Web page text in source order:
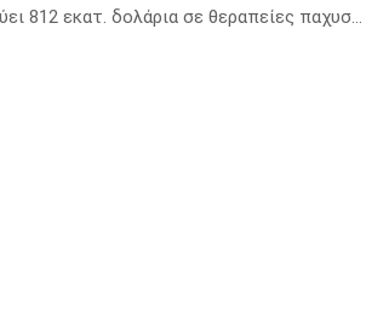
Novo Nordisk: Επενδύει 812 εκατ. δολάρια σε θεραπείες παχυσαρκίας χωρίς GLP-1